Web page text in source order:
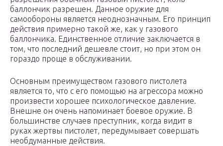
баллончик разрешен. Данное оружие для
самообороны является неоднозначным. Его принцип
действия примерно такой же, как у газового
баллончика. Единственное отличие заключается в
том, что последний дешевле стоит, но при этом он
гораздо проще в обслуживании.
Основным преимуществом газового пистолета
является то, что с его помощью на агрессора можно
произвести хорошее психологическое давление.
Внешне он очень напоминает боевое оружие. В
большинстве случаев преступник, когда видит в
руках жертвы пистолет, передумывает совершать
необдуманные действия.